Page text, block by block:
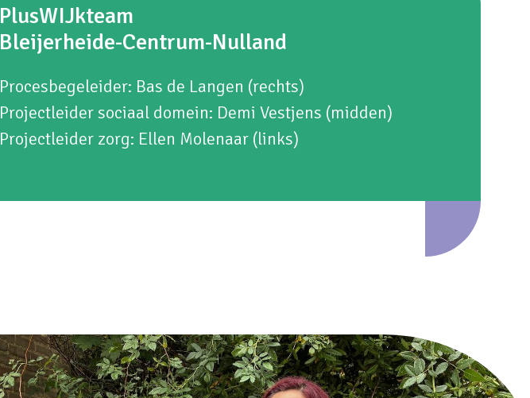
PlusWIJkteam
Bleijerheide-Centrum-Nulland
Procesbegeleider: Bas de Langen (rechts)
Projectleider sociaal domein: Demi Vestjens (midden)
Projectleider zorg: Ellen Molenaar (links)